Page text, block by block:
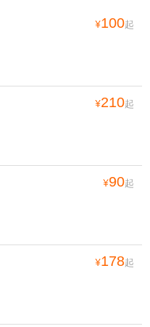
¥100起
¥210起
¥90起
¥178起